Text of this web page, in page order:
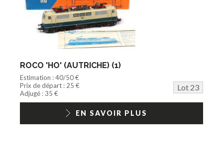
ROCO 'HO' (AUTRICHE) (1)
Estimation : 40/50 €
Prix de départ : 25 €
Lot 23
Adjugé : 35 €
EN SAVOIR PLUS